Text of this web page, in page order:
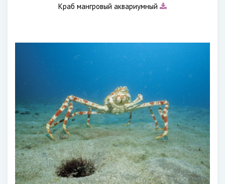
Краб мангровый аквариумный